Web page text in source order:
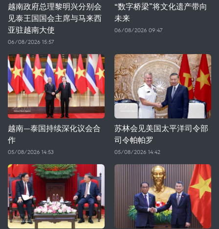
越南政府总理黎明兴分别会
见泰王国国会主席与马来西
亚驻越南大使
06/08/2026 15:57
“数字桥梁”将文化遗产带向
未来
06/08/2026 09:47
越南—泰国持续深化议会合
作
05/08/2026 14:53
苏林会见美国太平洋司令部
司令帕帕罗
05/08/2026 14:42